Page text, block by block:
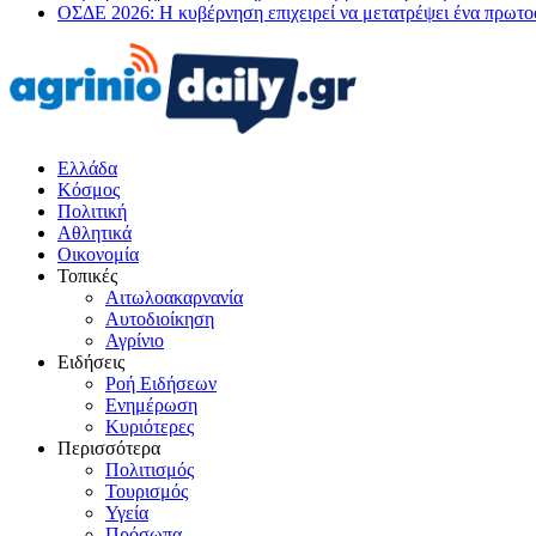
ΟΣΔΕ 2026: Η κυβέρνηση επιχειρεί να μετατρέψει ένα
Ελλάδα
Κόσμος
Πολιτική
Αθλητικά
Οικονομία
Τοπικές
Αιτωλοακαρνανία
Αυτοδιοίκηση
Αγρίνιο
Ειδήσεις
Ροή Ειδήσεων
Ενημέρωση
Κυριότερες
Περισσότερα
Πολιτισμός
Τουρισμός
Υγεία